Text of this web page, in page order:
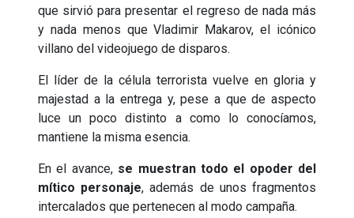
que sirvió para presentar el regreso de nada más
y nada menos que Vladimir Makarov, el icónico
villano del videojuego de disparos.
El líder de la célula terrorista vuelve en gloria y
majestad a la entrega y, pese a que de aspecto
luce un poco distinto a como lo conocíamos,
mantiene la misma esencia.
En el avance, se muestran todo el opoder del
mítico personaje, además de unos fragmentos
intercalados que pertenecen al modo campaña.